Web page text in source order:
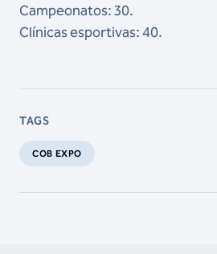
Campeonatos: 30.
Clínicas esportivas: 40.
TAGS
COB EXPO